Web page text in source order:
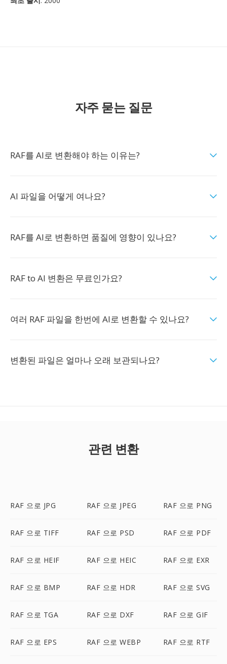
자주 묻는 질문
RAF를 AI로 변환해야 하는 이유는?
AI 파일을 어떻게 여나요?
RAF를 AI로 변환하면 품질에 영향이 있나요?
RAF to AI 변환은 무료인가요?
여러 RAF 파일을 한번에 AI로 변환할 수 있나요?
변환된 파일은 얼마나 오래 보관되나요?
관련 변환
RAF 으로 JPG RAF 으로 JPEG RAF 으로 PNG
RAF 으로 TIFF RAF 으로 PSD RAF 으로 PDF
RAF 으로 HEIF RAF 으로 HEIC RAF 으로 EXR
RAF 으로 BMP RAF 으로 HDR RAF 으로 SVG
RAF 으로 TGA RAF 으로 DXF RAF 으로 GIF
RAF 으로 EPS RAF 으로 WEBP RAF 으로 RTF